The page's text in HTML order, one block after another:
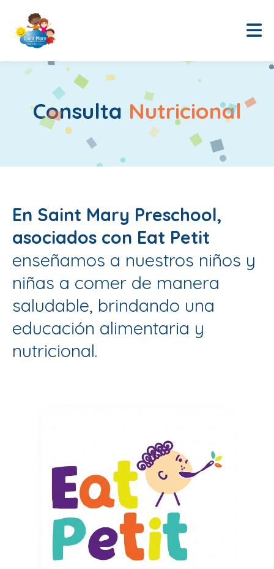
Consulta Nutricional
En Saint Mary Preschool,
asociados con Eat Petit
enseñamos a nuestros niños y
niñas a comer de manera
saludable, brindando una
educación alimentaria y
nutricional.